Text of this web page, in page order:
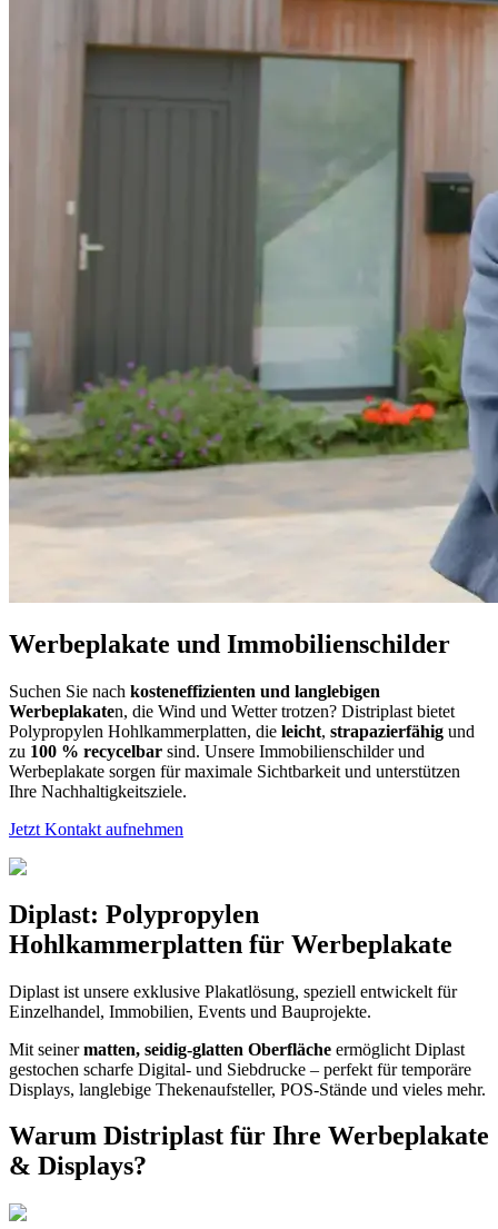
Werbeplakate und Immobilienschilder
Suchen Sie nach kosteneffizienten und langlebigen
Werbeplakaten, die Wind und Wetter trotzen? Distriplast bietet
Polypropylen Hohlkammerplatten, die leicht, strapazierfähig und
zu 100 % recycelbar sind. Unsere Immobilienschilder und
Werbeplakate sorgen für maximale Sichtbarkeit und unterstützen
Ihre Nachhaltigkeitsziele.
Jetzt Kontakt aufnehmen
Diplast: Polypropylen
Hohlkammerplatten für Werbeplakate
Diplast ist unsere exklusive Plakatlösung, speziell entwickelt für
Einzelhandel, Immobilien, Events und Bauprojekte.
Mit seinermatten, seidig-glatten Oberfläche ermöglicht Diplast
gestochen scharfe Digital- und Siebdrucke – perfekt für temporäre
Displays, langlebige Thekenaufsteller, POS-Stände und vieles mehr.
Warum Distriplast für Ihre Werbeplakate
& Displays?